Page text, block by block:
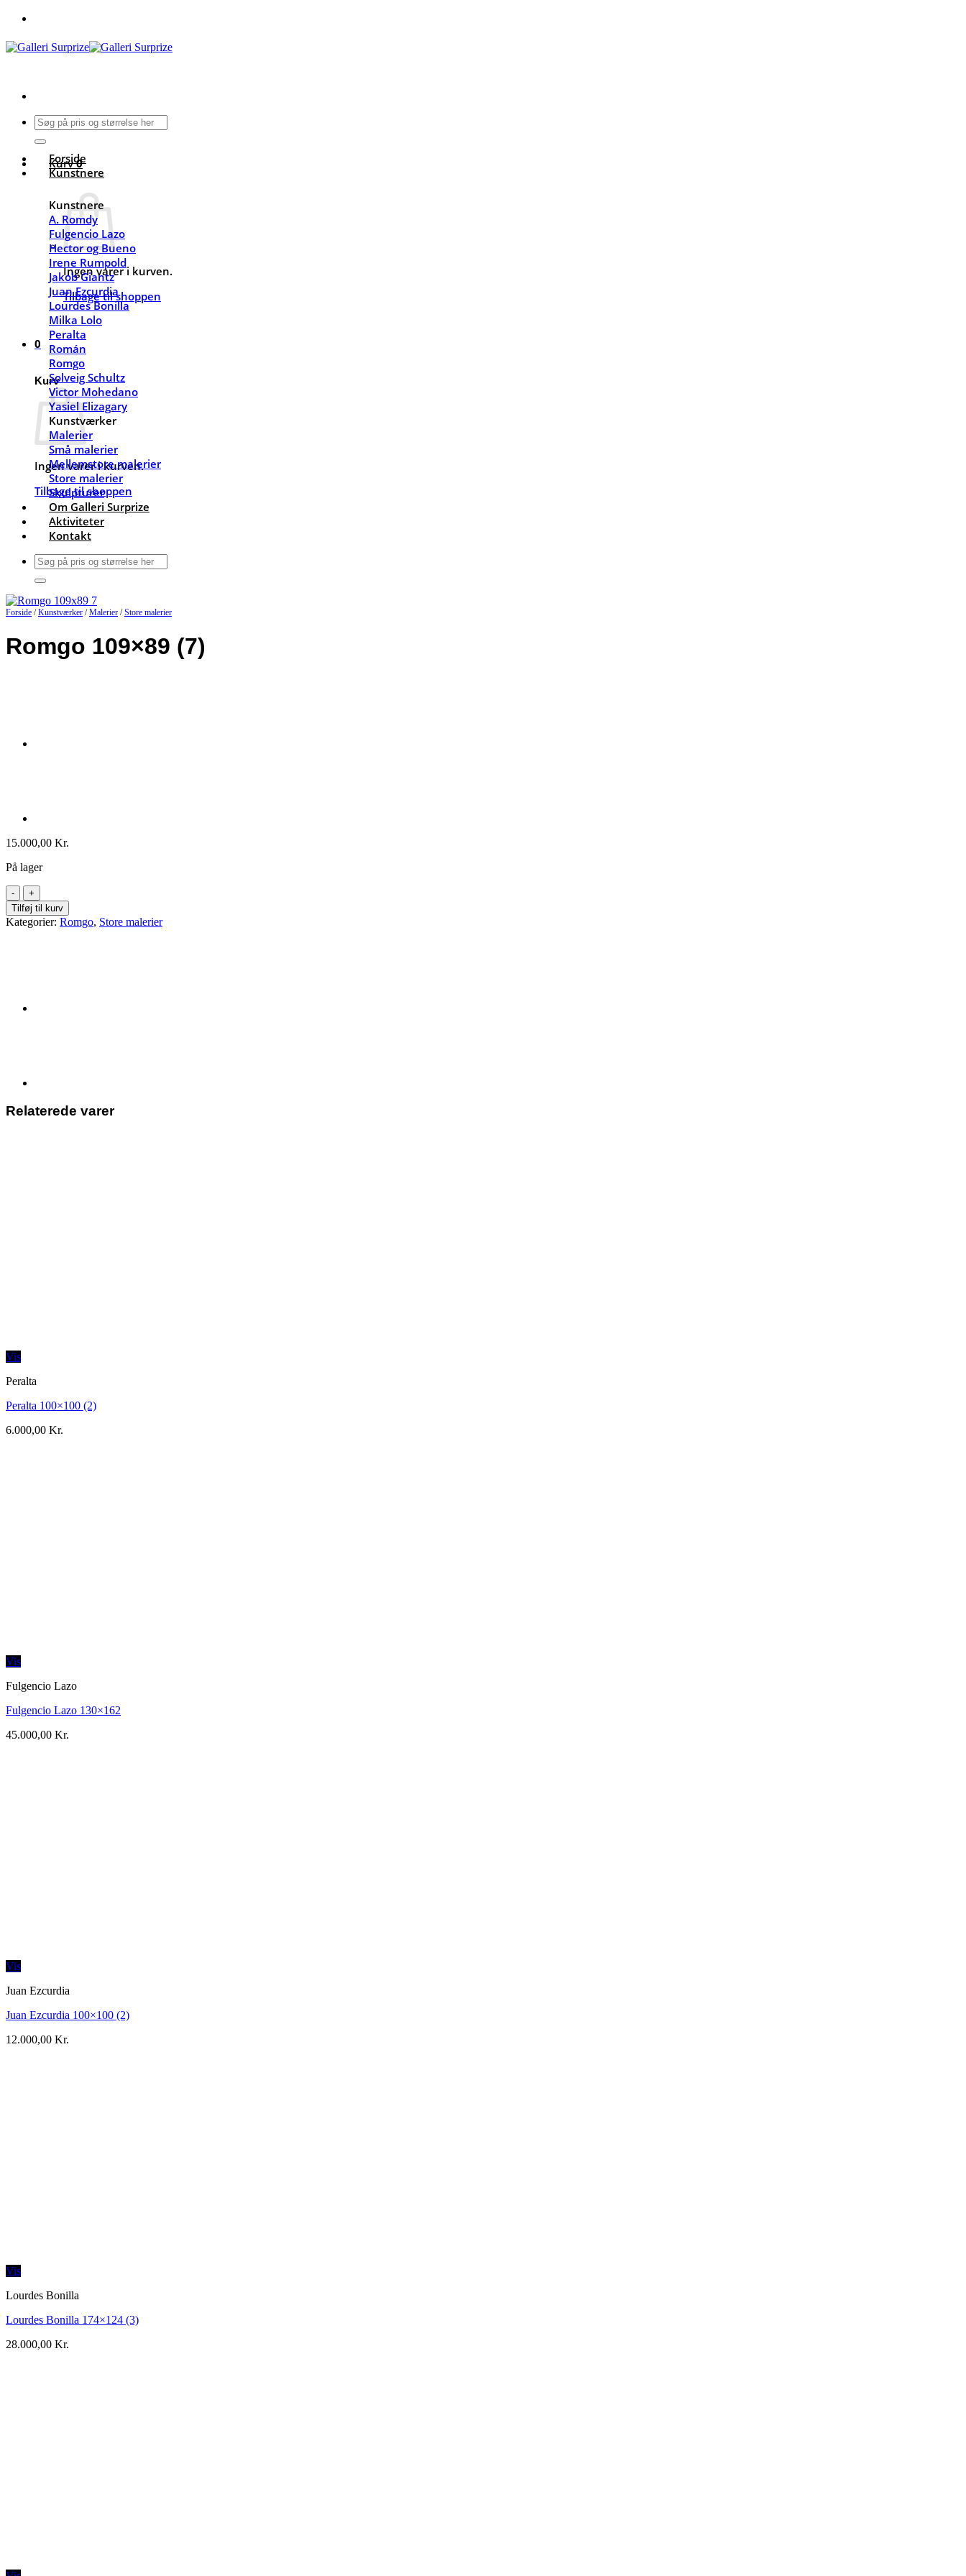
Fortsæt
indhold
Søg
Kurv0
Ingen varer i kurven.
Tilbage til shoppen
0
Kurv
Ingen varer i kurven.
Tilbage til shoppen
Forside
Kunstnere
Kunstnere
A. Romdy
Fulgencio Lazo
Hector og Bueno
Irene Rumpold
Jakob Giantz
Juan Ezcurdia
Lourdes Bonilla
Milka Lolo
Peralta
Román
Romgo
Solveig Schultz
Victor Mohedano
Yasiel Elizagary
Kunstværker
Malerier
Små malerier
Mellemstore malerier
Store malerier
Skulpturer
Om Galleri Surprize
Aktiviteter
Kontakt
Søg
Forside / Kunstværker / Malerier / Store malerier
Romgo 109×89 (7)
15.000,00 Kr.
På lager
Romgo
109x89
(7)
antal
Tilføj til kurv
Kategorier: Romgo, Store malerier
Relaterede varer
Vis
Peralta
Peralta 100×100 (2)
6.000,00 Kr.
Vis
Fulgencio Lazo
Fulgencio Lazo 130×162
45.000,00 Kr.
Vis
Juan Ezcurdia
Juan Ezcurdia 100×100 (2)
12.000,00 Kr.
Vis
Lourdes Bonilla
Lourdes Bonilla 174×124 (3)
28.000,00 Kr.